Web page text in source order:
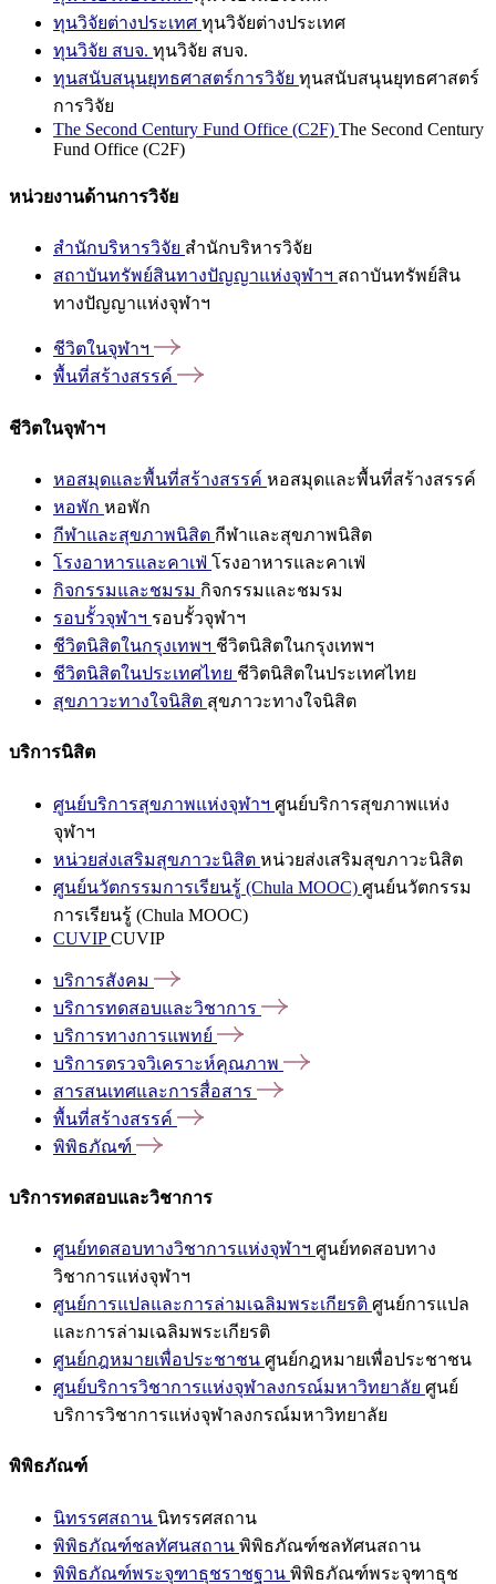
ทุนวิจัยต่างประเทศ ทุนวิจัยต่างประเทศ
ทุนวิจัย สบจ. ทุนวิจัย สบจ.
ทุนสนับสนุนยุทธศาสตร์การวิจัย ทุนสนับสนุนยุทธศาสตร์
การวิจัย
The Second Century Fund Office (C2F) The Second Century
Fund Office (C2F)
หน่วยงานด้านการวิจัย
สำนักบริหารวิจัย สำนักบริหารวิจัย
สถาบันทรัพย์สินทางปัญญาแห่งจุฬาฯ สถาบันทรัพย์สิน
ทางปัญญาแห่งจุฬาฯ
ชีวิตในจุฬาฯ
พื้นที่สร้างสรรค์
ชีวิตในจุฬาฯ
หอสมุดและพื้นที่สร้างสรรค์ หอสมุดและพื้นที่สร้างสรรค์
หอพัก หอพัก
กีฬาและสุขภาพนิสิต กีฬาและสุขภาพนิสิต
โรงอาหารและคาเฟ่ โรงอาหารและคาเฟ่
กิจกรรมและชมรม กิจกรรมและชมรม
รอบรั้วจุฬาฯ รอบรั้วจุฬาฯ
ชีวิตนิสิตในกรุงเทพฯ ชีวิตนิสิตในกรุงเทพฯ
ชีวิตนิสิตในประเทศไทย ชีวิตนิสิตในประเทศไทย
สุขภาวะทางใจนิสิต สุขภาวะทางใจนิสิต
บริการนิสิต
ศูนย์บริการสุขภาพแห่งจุฬาฯ ศูนย์บริการสุขภาพแห่ง
จุฬาฯ
หน่วยส่งเสริมสุขภาวะนิสิต หน่วยส่งเสริมสุขภาวะนิสิต
ศูนย์นวัตกรรมการเรียนรู้ (Chula MOOC) ศูนย์นวัตกรรม
การเรียนรู้ (Chula MOOC)
CUVIPCUVIP
บริการสังคม
บริการทดสอบและวิชาการ
บริการทางการแพทย์
บริการตรวจวิเคราะห์คุณภาพ
สารสนเทศและการสื่อสาร
พื้นที่สร้างสรรค์
พิพิธภัณฑ์
บริการทดสอบและวิชาการ
ศูนย์ทดสอบทางวิชาการแห่งจุฬาฯ ศูนย์ทดสอบทาง
วิชาการแห่งจุฬาฯ
ศูนย์การแปลและการล่ามเฉลิมพระเกียรติ ศูนย์การแปล
และการล่ามเฉลิมพระเกียรติ
ศูนย์กฎหมายเพื่อประชาชน ศูนย์กฎหมายเพื่อประชาชน
ศูนย์บริการวิชาการแห่งจุฬาลงกรณ์มหาวิทยาลัย ศูนย์
บริการวิชาการแห่งจุฬาลงกรณ์มหาวิทยาลัย
พิพิธภัณฑ์
นิทรรศสถาน นิทรรศสถาน
พิพิธภัณฑ์ชลทัศนสถาน พิพิธภัณฑ์ชลทัศนสถาน
พิพิธภัณฑ์พระจุฑาธุชราชฐาน พิพิธภัณฑ์พระจุฑาธุช